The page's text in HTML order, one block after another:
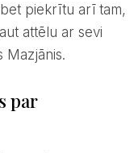
piekrītu arī tam,
attēlu ar sevi
Mazjānis.
par